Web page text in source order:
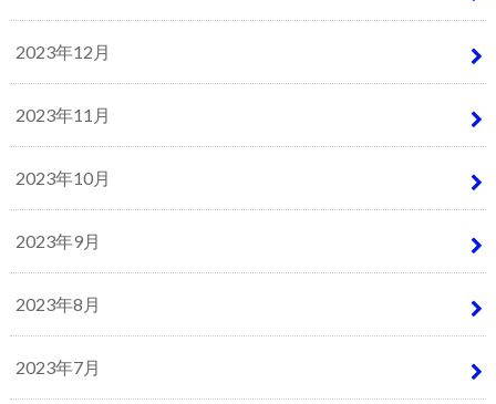
2023年12月
2023年11月
2023年10月
2023年9月
2023年8月
2023年7月